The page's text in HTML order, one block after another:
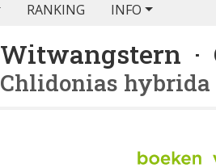
RANKING INFO
Witwangstern ·
Chlidonias hybrida